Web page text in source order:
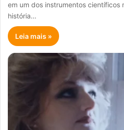
em um dos instrumentos científicos
história…
Leia mais »